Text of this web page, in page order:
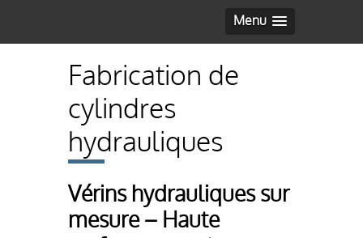
Menu
Fabrication de
cylindres
hydrauliques
Vérins hydrauliques sur
mesure – Haute